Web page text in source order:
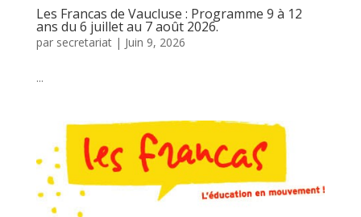
Les Francas de Vaucluse : Programme 9 à 12
ans du 6 juillet au 7 août 2026.
par secretariat| Juin 9, 2026
...